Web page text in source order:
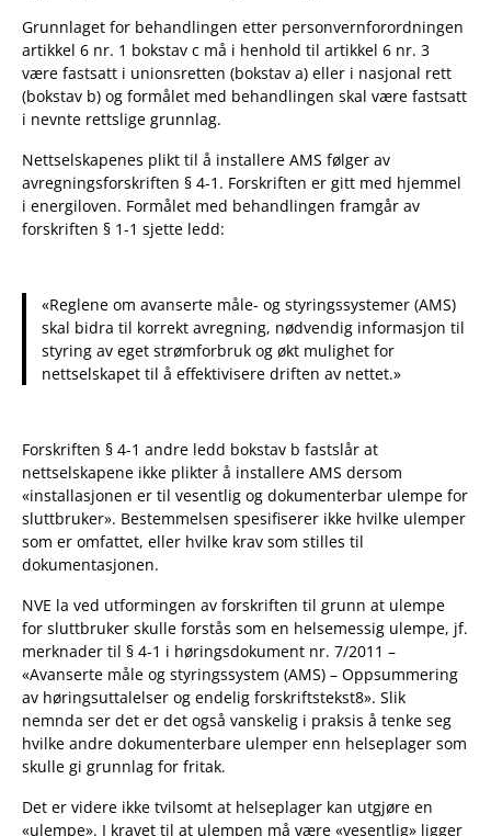
Grunnlaget for behandlingen etter personvernforordningen
artikkel 6 nr. 1 bokstav c må i henhold til artikkel 6 nr. 3
være fastsatt i unionsretten (bokstav a) eller i nasjonal rett
(bokstav b) og formålet med behandlingen skal være fastsatt
i nevnte rettslige grunnlag.
Nettselskapenes plikt til å installere AMS følger av
avregningsforskriften § 4-1. Forskriften er gitt med hjemmel
i energiloven. Formålet med behandlingen framgår av
forskriften § 1-1 sjette ledd:
«Reglene om avanserte måle- og styringssystemer (AMS)
skal bidra til korrekt avregning, nødvendig informasjon til
styring av eget strømforbruk og økt mulighet for
nettselskapet til å effektivisere driften av nettet.»
Forskriften § 4-1 andre ledd bokstav b fastslår at
nettselskapene ikke plikter å installere AMS dersom
«installasjonen er til vesentlig og dokumenterbar ulempe for
sluttbruker». Bestemmelsen spesifiserer ikke hvilke ulemper
som er omfattet, eller hvilke krav som stilles til
dokumentasjonen.
NVE la ved utformingen av forskriften til grunn at ulempe
for sluttbruker skulle forstås som en helsemessig ulempe, jf.
merknader til § 4-1 i høringsdokument nr. 7/2011 –
«Avanserte måle og styringssystem (AMS) – Oppsummering
av høringsuttalelser og endelig forskriftstekst8». Slik
nemnda ser det er det også vanskelig i praksis å tenke seg
hvilke andre dokumenterbare ulemper enn helseplager som
skulle gi grunnlag for fritak.
Det er videre ikke tvilsomt at helseplager kan utgjøre en
«ulempe». I kravet til at ulempen må være «vesentlig» ligger